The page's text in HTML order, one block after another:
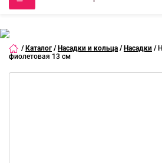
/ Каталог / Насадки и кольца / Насадки /
фиолетовая 13 см